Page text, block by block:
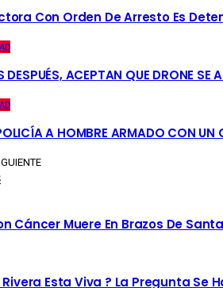
Con Orden De Arresto Es
DESPUÉS, ACEPTAN QUE DRONE SE
A HOMBRE ARMADO CON UN
Cáncer Muere En Brazos De
Rivera Esta Viva ? La Pregunta Se